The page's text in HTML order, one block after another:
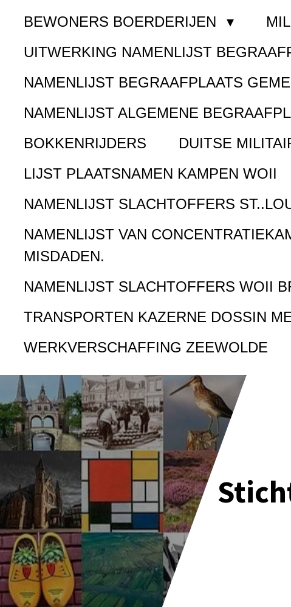
BEWONERS BOERDERIJEN
UITWERKING NAMENLIJST
NAMENLIJST BEGRAAFPLAATS
NAMENLIJST ALGEMENE
BOKKENRIJDERS
DUITSE
LIJST PLAATSNAMEN KAMPEN WOII
NAMENLIJST SLACHTOFFERS
NAMENLIJST VAN
MISDADEN.
NAMENLIJST SLACHTOFFERS WOII
TRANSPORTEN KAZERNE DOSSIN
WERKVERSCHAFFING ZEEWOLDE